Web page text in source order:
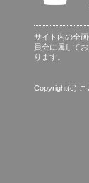
サイト内の全
員会に属して
ります。
Copyright(c) こ